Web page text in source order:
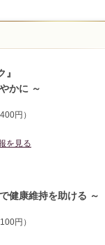
』
かに ～
円）
を見る
健康維持を助ける ～
円）